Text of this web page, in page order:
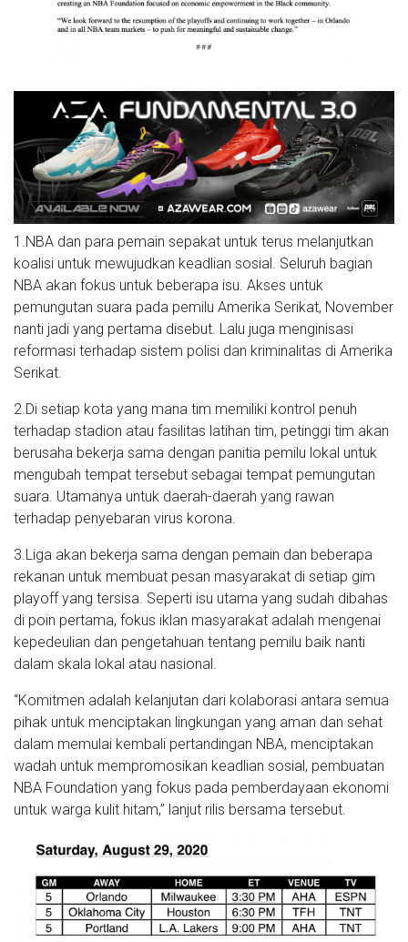
1.NBA dan para pemain sepakat untuk terus melanjutkan
koalisi untuk mewujudkan keadlian sosial. Seluruh bagian
NBA akan fokus untuk beberapa isu. Akses untuk
pemungutan suara pada pemilu Amerika Serikat, November
nanti jadi yang pertama disebut. Lalu juga menginisasi
reformasi terhadap sistem polisi dan kriminalitas di Amerika
Serikat.
2.Di setiap kota yang mana tim memiliki kontrol penuh
terhadap stadion atau fasilitas latihan tim, petinggi tim akan
berusaha bekerja sama dengan panitia pemilu lokal untuk
mengubah tempat tersebut sebagai tempat pemungutan
suara. Utamanya untuk daerah-daerah yang rawan
terhadap penyebaran virus korona.
3.Liga akan bekerja sama dengan pemain dan beberapa
rekanan untuk membuat pesan masyarakat di setiap gim
playoff yang tersisa. Seperti isu utama yang sudah dibahas
di poin pertama, fokus iklan masyarakat adalah mengenai
kepedeulian dan pengetahuan tentang pemilu baik nanti
dalam skala lokal atau nasional.
“Komitmen adalah kelanjutan dari kolaborasi antara semua
pihak untuk menciptakan lingkungan yang aman dan sehat
dalam memulai kembali pertandingan NBA, menciptakan
wadah untuk mempromosikan keadlian sosial, pembuatan
NBA Foundation yang fokus pada pemberdayaan ekonomi
untuk warga kulit hitam,” lanjut rilis bersama tersebut.